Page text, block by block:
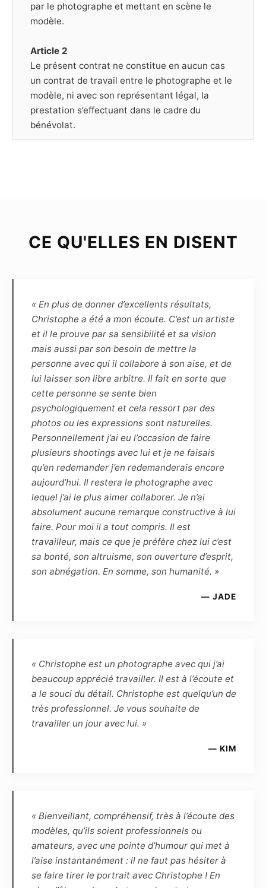
par le photographe et mettant en scène le
modèle.
Article 2
Le présent contrat ne constitue en aucun cas
un contrat de travail entre le photographe et le
modèle, ni avec son représentant légal, la
prestation s’effectuant dans le cadre du
bénévolat.
Chaque séance de prise de vue est soit libre,
contraintes afin que chacun s’y prépare.
Article 4
Le choix des photographies sera fait
uniquement par le photographe, sans
engagement sur le nombre. Pour indication,
pour une séance de 1h30, une dizaine de
photos sont généralement retenues.
Le photographe s’engage à remettre sous 5
semaines, par voie numérique, les
photographies de la séance. La haute définition
(dossier HD) permettra de faire des
impressions non lucratives, sans contrainte de
temps ou de quantité, tandis que la basse
définition, marquée par le photographe, pourra
être diffusée sur Internet dans le cadre du
cercle privé et familial, ou de la promotion
personnelle du modèle, dans un but non
commercial.
prestations est fixée à zéro euro. Cette
rémunération est définitive, et le Modèle
reconnaît être entièrement rempli de son droit
et renonce en conséquence à toute demande
ultérieure de rémunération complémentaire.
conséquence le Modèle ne peut revendiquer
aucune propriété ou droit d’auteur. Le
Photographe reconnaît que, de par la loi, le
Modèle demeure le propriétaire inaliénable de
son image. Le Photographe et le Modèle se
CE QU'ELLES EN DISENT
« En plus de donner d’excellents résultats,
Christophe a été a mon écoute. C’est un artiste
et il le prouve par sa sensibilité et sa vision
mais aussi par son besoin de mettre la
personne avec qui il collabore à son aise, et de
lui laisser son libre arbitre. Il fait en sorte que
cette personne se sente bien
psychologiquement et cela ressort par des
photos ou les expressions sont naturelles.
Personnellement j’ai eu l’occasion de faire
plusieurs shootings avec lui et je ne faisais
qu’en redemander j’en redemanderais encore
aujourd’hui. Il restera le photographe avec
lequel j’ai le plus aimer collaborer. Je n’ai
absolument aucune remarque constructive à lui
faire. Pour moi il a tout compris. Il est
travailleur, mais ce que je préfère chez lui c’est
sa bonté, son altruisme, son ouverture d’esprit,
son abnégation. En somme, son humanité. »
— JADE
« Christophe est un photographe avec qui j’ai
beaucoup apprécié travailler. Il est à l’écoute et
a le souci du détail. Christophe est quelqu’un de
très professionnel. Je vous souhaite de
travailler un jour avec lui. »
— KIM
« Bienveillant, compréhensif, très à l’écoute des
modèles, qu’ils soient professionnels ou
amateurs, avec une pointe d’humour qui met à
l’aise instantanément : il ne faut pas hésiter à
se faire tirer le portrait avec Christophe ! En